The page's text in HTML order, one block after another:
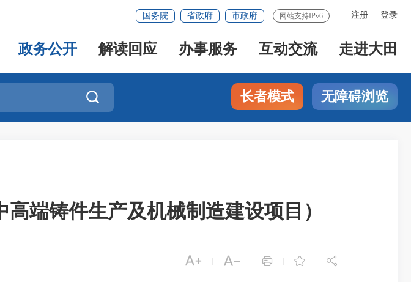
注册 登录
国务院 省政府 市政府 网站支持IPv6
政务公开 解读回应 办事服务 互动交流 走进大田
 长者模式 无障碍浏览
端铸件生产及机械制造建设项目）
    